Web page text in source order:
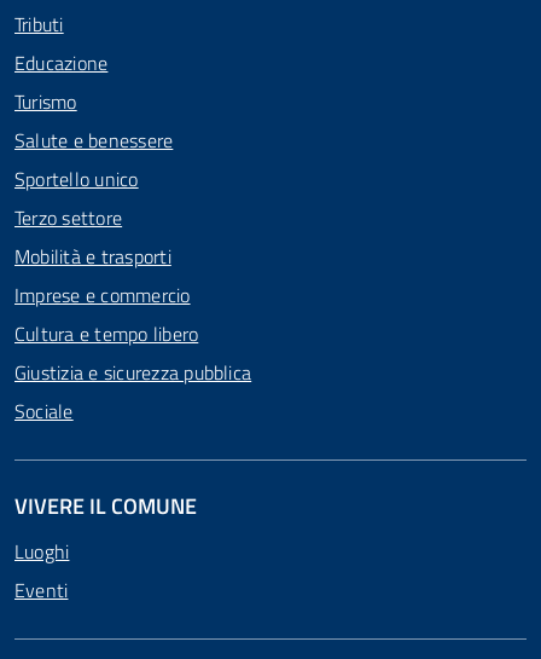
Tributi
Educazione
Turismo
Salute e benessere
Sportello unico
Terzo settore
Mobilità e trasporti
Imprese e commercio
Cultura e tempo libero
Giustizia e sicurezza pubblica
Sociale
VIVERE IL COMUNE
Luoghi
Eventi